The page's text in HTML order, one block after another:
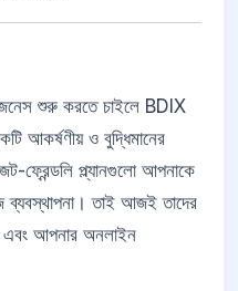
শুরু করতে চাইলে BDIX
ও বুদ্ধিমানের
ফ্রেন্ডলি প্ল্যানগুলো আপনাকে
ব্যবস্থাপনা। তাই আজই তাদের
এবং আপনার অনলাইন